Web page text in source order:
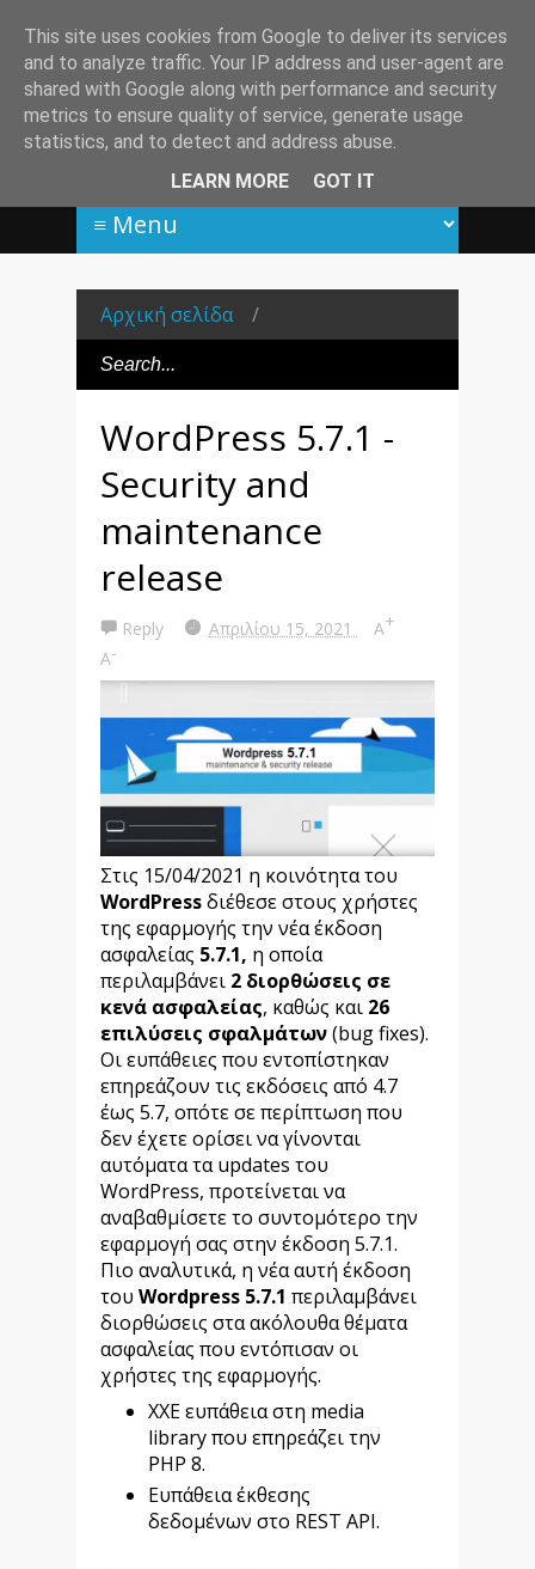
Αρχική σελίδα /
WordPress 5.7.1 -
Security and
maintenance
release
Reply Απριλίου 15, 2021 A+
A-
Στις 15/04/2021 η κοινότητα του
WordPressδιέθεσε στους χρήστες
της εφαρμογής την νέα έκδοση
ασφαλείας 5.7.1, η οποία
περιλαμβάνει 2 διορθώσεις σε
κενά ασφαλείας, καθώς και 26
επιλύσεις σφαλμάτων(bug fixes).
Οι ευπάθειες που εντοπίστηκαν
επηρεάζουν τις εκδόσεις από 4.7
έως 5.7, οπότε σε περίπτωση που
δεν έχετε ορίσει να γίνονται
αυτόματα τα updates του
WordPress, προτείνεται να
αναβαθμίσετε το συντομότερο την
εφαρμογή σας στην έκδοση 5.7.1.
Πιο αναλυτικά, η νέα αυτή έκδοση
του Wordpress 5.7.1 περιλαμβάνει
διορθώσεις στα ακόλουθα θέματα
ασφαλείας που εντόπισαν οι
χρήστες της εφαρμογής.
XXE ευπάθεια στη media
library που επηρεάζει την
PHP 8.
Ευπάθεια έκθεσης
δεδομένων στο REST API.
This site uses cookies from Google to deliver its services
and to analyze traffic. Your IP address and user-agent are
shared with Google along with performance and security
metrics to ensure quality of service, generate usage
statistics, and to detect and address abuse.
LEARN MORE
GOT IT